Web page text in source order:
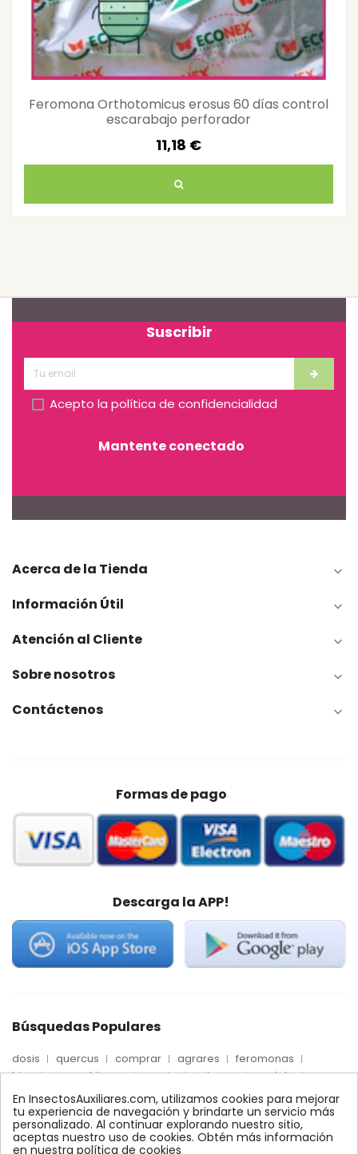
Feromona Orthotomicus erosus 60 días control
escarabajo perforador
11,18 €
Suscribir
Acepto la política de confidencialidad
Mantente conectado
Acerca de la Tienda 
Información Útil 
Atención al Cliente 
Sobre nosotros 
Contáctenos 
Formas de pago
Descarga la APP!
Búsquedas Populares
dosis quercus comprar agrares
feromonas
trips
mosca blanca precio palmera
quelato
Econex
control amblyseius araña roja
max
nido encinas alcornoques
conector
xilemax
foresta monitoreo ynject
fertinyect
bioline
robles conectores
ecologico
En InsectosAuxiliares.com, utilizamos cookies para mejorar
tu experiencia de navegación y brindarte un servicio más
personalizado. Al continuar explorando nuestro sitio,
aceptas nuestro uso de cookies. Obtén más información
en nuestra política de cookies